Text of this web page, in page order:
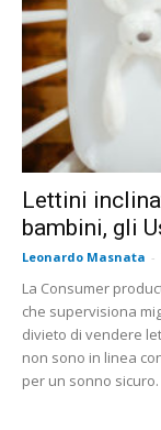
Lettini
bambini, gli
Leonardo Masnata -
La Consumer
che supervisiona
divieto di vendere
non sono in linea
per un sonno sicuro.